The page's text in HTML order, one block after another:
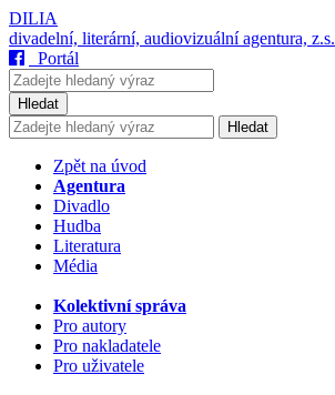
DILIA
divadelní, literární, audiovizuální agentura, z.s.
Portál
Hledat
Hledat
Zpět na úvod
Agentura
Divadlo
Hudba
Literatura
Média
Kolektivní správa
Pro autory
Pro nakladatele
Pro uživatele